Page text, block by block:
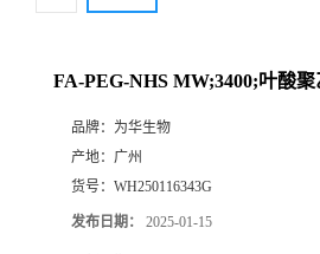
FA-PEG-NHS MW;3400;叶酸
品牌： 为华生物
产地： 广州
货号： WH250116343G
发布日期： 2025-01-15